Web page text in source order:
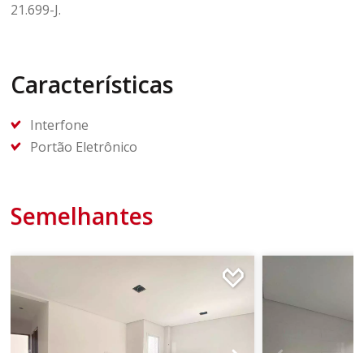
21.699-J.
Características
Interfone
Portão Eletrônico
Semelhantes